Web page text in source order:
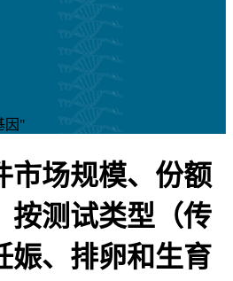
因"
市场规模、份额
按测试类型（传
娠、排卵和生育